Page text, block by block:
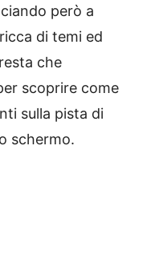
però a
di temi ed
che
scoprire come
sulla pista di
schermo.